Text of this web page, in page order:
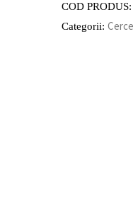
COD PRODUS:
Categorii: